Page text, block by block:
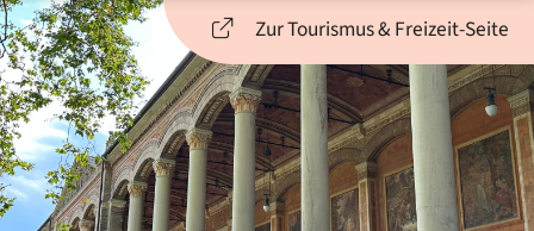
Zur Tourismus & Freizeit-Seite